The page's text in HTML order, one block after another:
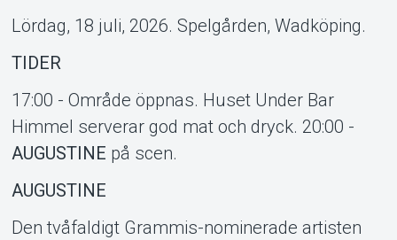
Lördag, 18 juli, 2026. Spelgården, Wadköping.
TIDER
17:00 - Område öppnas. Huset Under Bar
Himmel serverar god mat och dryck. 20:00 -
AUGUSTINE på scen.
AUGUSTINE
Den tvåfaldigt Grammis-nominerade artisten